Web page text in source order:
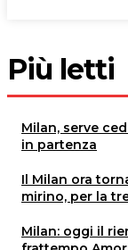
Più letti
Milan, serve
in partenza
Il Milan ora
mirino, per la
Milan: oggi il